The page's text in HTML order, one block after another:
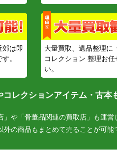
郊は即
。
大量買取、遺品整理に
コレクション 整理お任
い。
コレクションアイテム・古
」や「骨董品関連の買取店」も運
外の商品もまとめて売ることが可能